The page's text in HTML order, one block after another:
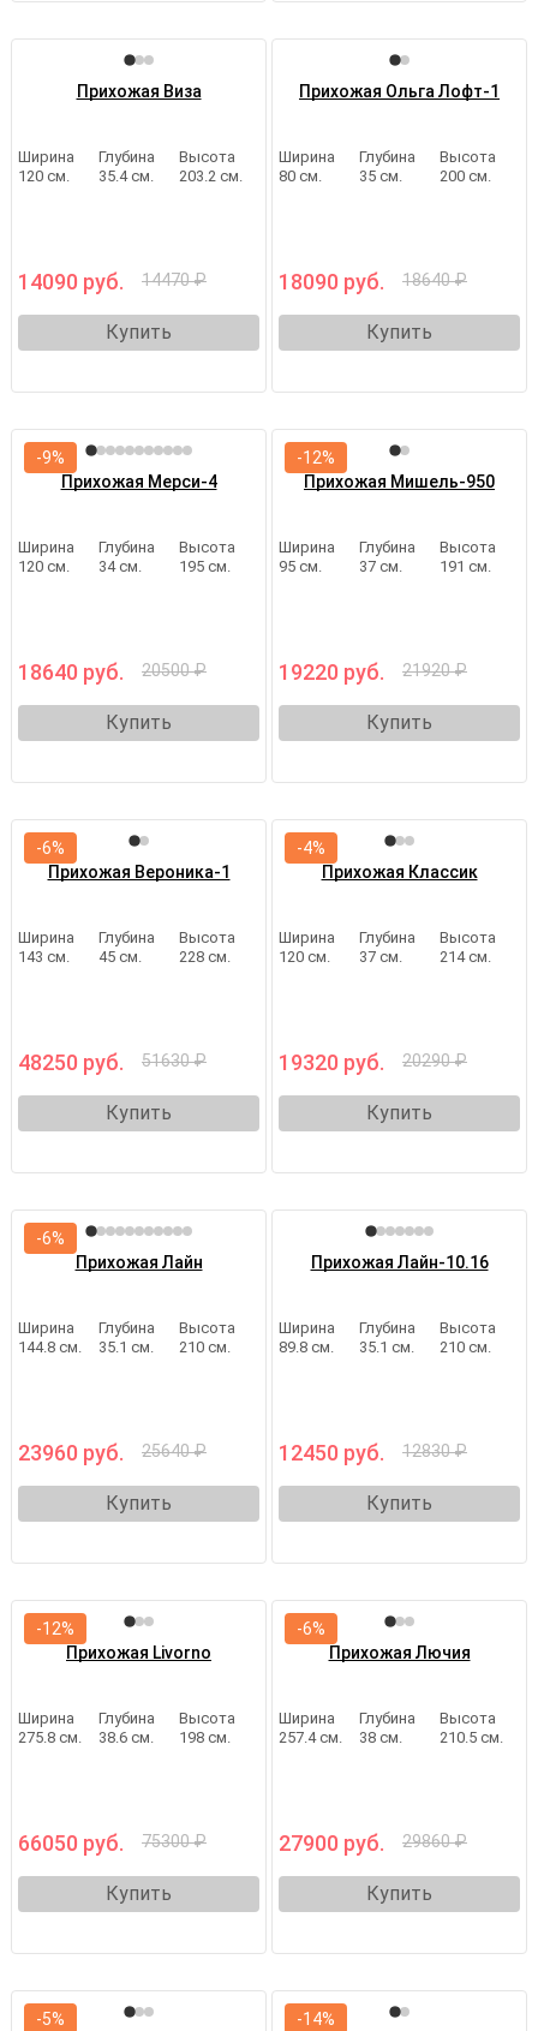
Прихожая Виза
Ширина
120 см.
Глубина
35.4 см.
Высота
203.2 см.
14090 руб. 14470 ₽
Купить
Прихожая Ольга Лофт-1
Ширина
80 см.
Глубина
35 см.
Высота
200 см.
18090 руб. 18640 ₽
Купить
Прихожая Мерси-4
Ширина
120 см.
Глубина
34 см.
Высота
195 см.
18640 руб. 20500 ₽
Купить
-9%
Прихожая Мишель-950
Ширина
95 см.
Глубина
37 см.
Высота
191 см.
19220 руб. 21920 ₽
Купить
-12%
Прихожая Вероника-1
Ширина
143 см.
Глубина
45 см.
Высота
228 см.
48250 руб. 51630 ₽
Купить
-6%
Прихожая Классик
Ширина
120 см.
Глубина
37 см.
Высота
214 см.
19320 руб. 20290 ₽
Купить
-4%
Прихожая Лайн
Ширина
144.8 см.
Глубина
35.1 см.
Высота
210 см.
23960 руб. 25640 ₽
Купить
-6%
Прихожая Лайн-10.16
Ширина
89.8 см.
Глубина
35.1 см.
Высота
210 см.
12450 руб. 12830 ₽
Купить
Прихожая Livorno
Ширина
275.8 см.
Глубина
38.6 см.
Высота
198 см.
66050 руб. 75300 ₽
Купить
-12%
Прихожая Лючия
Ширина
257.4 см.
Глубина
38 см.
Высота
210.5 см.
27900 руб. 29860 ₽
Купить
-6%
-5%
-14%